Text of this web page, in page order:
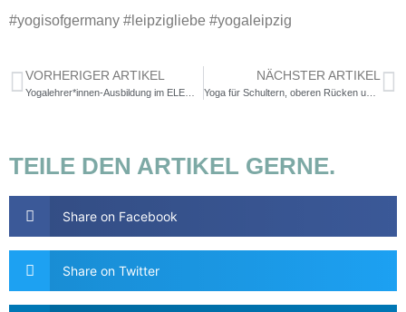
#yogisofgermany #leipzigliebe #yogaleipzig
VORHERIGER ARTIKEL NÄCHSTER ARTIKEL
Yoga für Schultern, oberen Rücken und Nacken
TEILE DEN ARTIKEL GERNE.
Share on Facebook
Share on Twitter